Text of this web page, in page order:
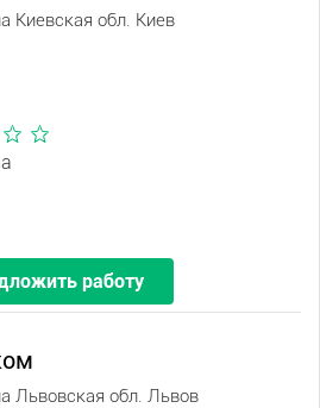
Киевская обл. Киев
работу
Львовская обл. Львов